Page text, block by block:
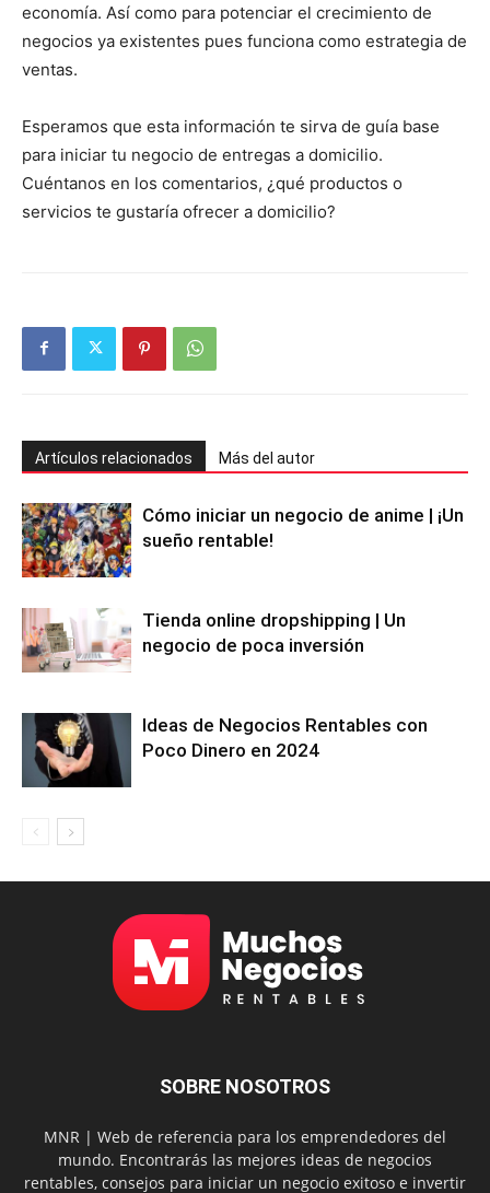
economía. Así como para potenciar el crecimiento de
negocios ya existentes pues funciona como estrategia de
ventas.
Esperamos que esta información te sirva de guía base
para iniciar tu negocio de entregas a domicilio.
Cuéntanos en los comentarios, ¿qué productos o
servicios te gustaría ofrecer a domicilio?
Artículos relacionados Más del autor
Cómo iniciar un negocio de anime | ¡Un
sueño rentable!
Tienda online dropshipping | Un
negocio de poca inversión
Ideas de Negocios Rentables con
Poco Dinero en 2024
SOBRE NOSOTROS
MNR | Web de referencia para los emprendedores del
mundo. Encontrarás las mejores ideas de negocios
rentables, consejos para iniciar un negocio exitoso e invertir